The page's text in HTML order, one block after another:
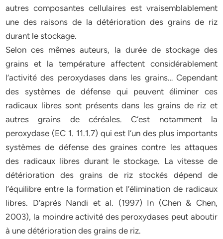
autres composantes cellulaires est vraisemblablement
une des raisons de la détérioration des grains de riz
durant le stockage.
Selon ces mêmes auteurs, la durée de stockage des
grains et la température affectent considérablement
l’activité des peroxydases dans les grains… Cependant
des systèmes de défense qui peuvent éliminer ces
radicaux libres sont présents dans les grains de riz et
autres grains de céréales. C’est notamment la
peroxydase (EC 1. 11.1.7) qui est l’un des plus importants
systèmes de défense des graines contre les attaques
des radicaux libres durant le stockage. La vitesse de
détérioration des grains de riz stockés dépend de
l’équilibre entre la formation et l’élimination de radicaux
libres. D’après Nandi et al. (1997) In (Chen & Chen,
2003), la moindre activité des peroxydases peut aboutir
à une détérioration des grains de riz.